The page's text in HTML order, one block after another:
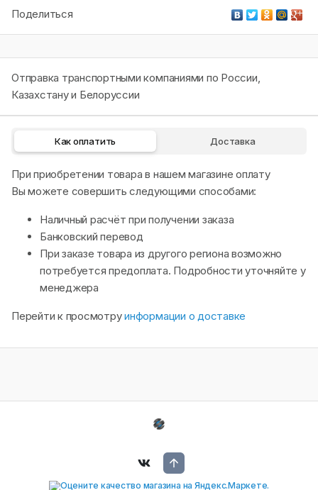
Поделиться
Отправка транспортными компаниями по России,
Казахстану и Белоруссии
Как оплатить Доставка
При приобретении товара в нашем магазине оплату
Вы можете совершить следующими способами:
Наличный расчёт при получении заказа
Банковский перевод
При заказе товара из другого региона возможно
потребуется предоплата. Подробности уточняйте у
менеджера
Перейти к просмотруинформации о доставке